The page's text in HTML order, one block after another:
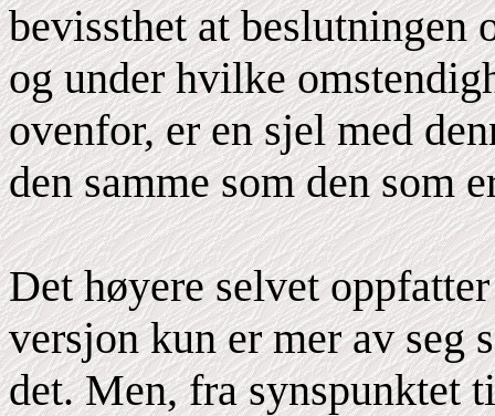
bevissthet at beslutningen
og under hvilke
ovenfor, er en sjel med
den samme som den som
Det høyere selvet
versjon kun er mer av seg
det. Men, fra synspunktet